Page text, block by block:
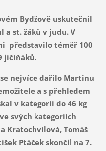
Bydžově uskutečnil
a st. žáků v judu. V
představilo téměř 100
jičíňáků.
nejvíce dařilo Martinu
a s přehledem
v kategorii do 46 kg
svých kategoriích
Kratochvílová, Tomáš
Ptáček skončil na 7.